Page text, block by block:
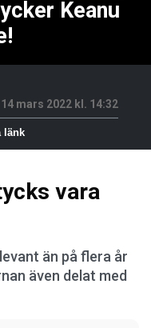
Keanu
14 mars 2022 kl. 14:32
länk
vara
än på flera år
även delat med